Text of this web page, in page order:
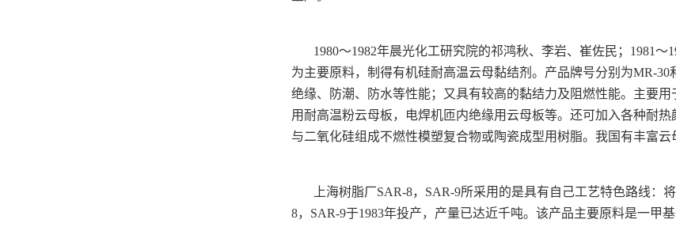
1980～1982年晨光化工研究院的祁鸿秋、李岩、崔佐民；1981
为主要原料，制得有机硅耐高温云母黏结剂。产品牌号分别为MR-30
绝缘、防潮、防水等性能；又具有较高的黏结力及阻燃性能。主要
用耐高温粉云母板，电焊机匝内绝缘用云母板等。还可加入各种耐
与二氧化硅组成不燃性模塑复合物或陶瓷成型用树脂。我国有丰富
上海树脂厂SAR-8，SAR-9所采用的是具有自己工艺特色路线：将
8，SAR-9于1983年投产，产量已达近千吨。该产品主要原料是一甲